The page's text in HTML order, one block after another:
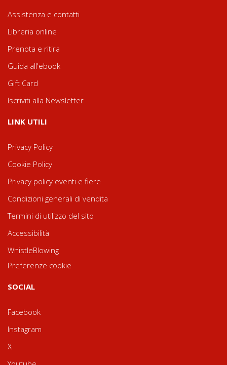
Assistenza e contatti
Libreria online
Prenota e ritira
Guida all'ebook
Gift Card
Iscriviti alla Newsletter
LINK UTILI
Privacy Policy
Cookie Policy
Privacy policy eventi e fiere
Condizioni generali di vendita
Termini di utilizzo del sito
Accessibilità
WhistleBlowing
Preferenze cookie
SOCIAL
Facebook
Instagram
X